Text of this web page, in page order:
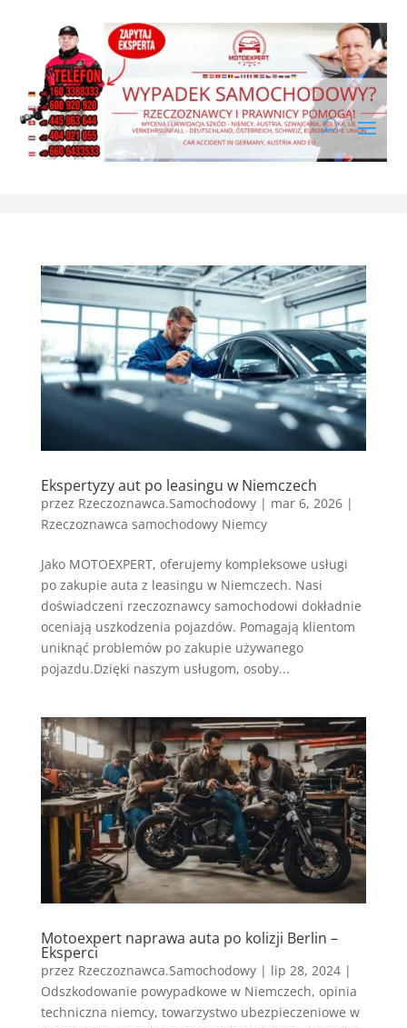
Ekspertyzy aut po leasingu w Niemczech
przez Rzeczoznawca.Samochodowy| mar 6, 2026|
Rzeczoznawca samochodowy Niemcy
Jako MOTOEXPERT, oferujemy kompleksowe usługi
po zakupie auta z leasingu w Niemczech. Nasi
doświadczeni rzeczoznawcy samochodowi dokładnie
oceniają uszkodzenia pojazdów. Pomagają klientom
uniknąć problemów po zakupie używanego
pojazdu.Dzięki naszym usługom, osoby...
Motoexpert naprawa auta po kolizji Berlin –
Eksperci
przez Rzeczoznawca.Samochodowy| lip 28, 2024|
Odszkodowanie powypadkowe w Niemczech, opinia
techniczna niemcy, towarzystwo ubezpieczeniowe w